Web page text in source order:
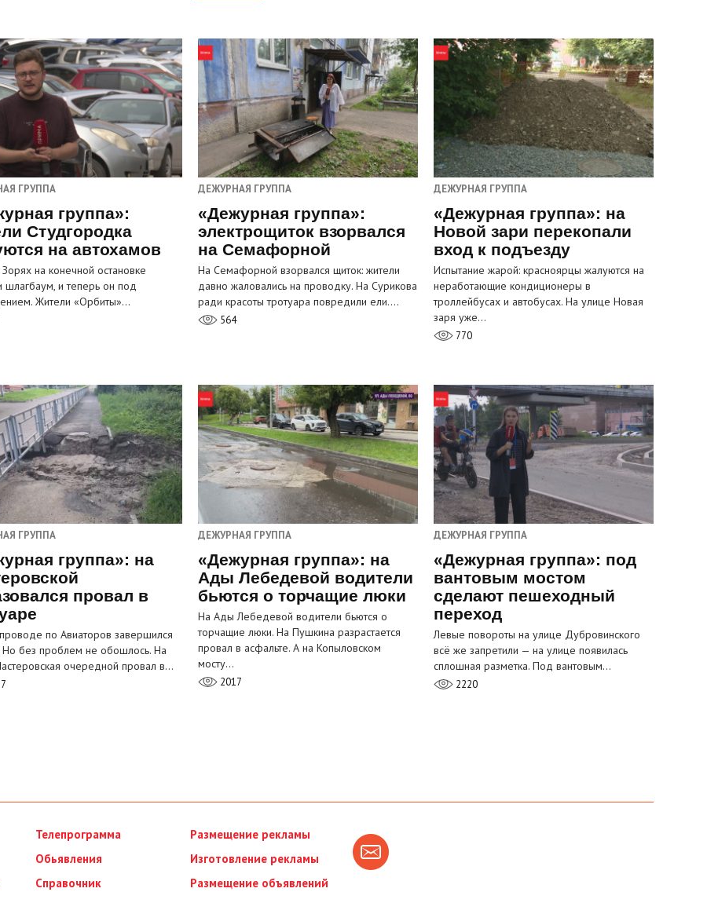
ГРУППА
группа»:
Студгородка
на автохамов
на конечной остановке
шлагбаум, и теперь он под
Жители «Орбиты»…
ДЕЖУРНАЯ ГРУППА
«Дежурная группа»:
электрощиток взорвался
на Семафорной
На Семафорной взорвался щиток: жители
давно жаловались на проводку. На Сурикова
ради красоты тротуара повредили ели.…
564
ДЕЖУРНАЯ ГРУППА
«Дежурная группа»: на
Новой зари перекопали
вход к подъезду
Испытание жарой: красноярцы жалуются на
неработающие кондиционеры в
троллейбусах и автобусах. На улице Новая
заря уже…
770
ГРУППА
группа»: на
провал в
по Авиаторов завершился
Но без проблем не обошлось. На
очередной провал в…
ДЕЖУРНАЯ ГРУППА
«Дежурная группа»: на
Ады Лебедевой водители
бьются о торчащие люки
На Ады Лебедевой водители бьются о
торчащие люки. На Пушкина разрастается
провал в асфальте. А на Копыловском
мосту…
2017
ДЕЖУРНАЯ ГРУППА
«Дежурная группа»: под
вантовым мостом
сделают пешеходный
переход
Левые повороты на улице Дубровинского
всё же запретили — на улице появилась
сплошная разметка. Под вантовым…
2220
Телепрограмма
Обьявления
Справочник
Размещение рекламы
Изготовление рекламы
Размещение объявлений